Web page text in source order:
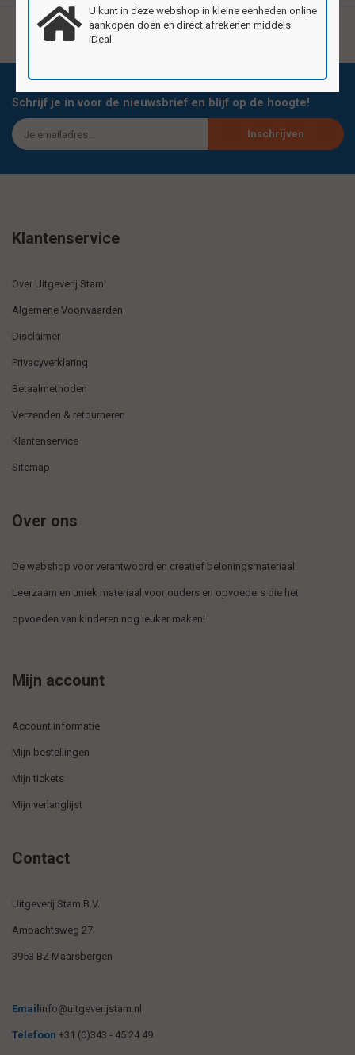
Schrijf je in voor de nieuwsbrief en blijf op de hoogte!
Inschrijven
Klantenservice
Over Uitgeverij Stam
Algemene Voorwaarden
Disclaimer
Privacyverklaring
Betaalmethoden
Verzenden & retourneren
Klantenservice
Sitemap
Over ons
De webshop voor verantwoord en creatief beloningsmateriaal!
Leerzaam en uniek materiaal voor ouders en opvoeders die het
opvoeden van kinderen nog leuker maken!
Mijn account
Account informatie
Mijn bestellingen
Mijn tickets
Mijn verlanglijst
Contact
Uitgeverij Stam B.V.
Ambachtsweg 27
3953 BZ Maarsbergen
Email info@uitgeverijstam.nl
Telefoon +31 (0)343 - 45 24 49
U kunt in deze webshop in kleine eenheden online
aankopen doen en direct afrekenen middels
iDeal.